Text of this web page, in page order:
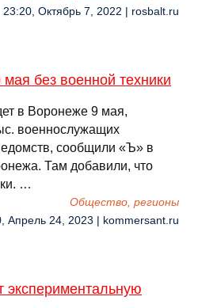
23:20, Октябрь 7, 2022 | rosbalt.ru
без военной техники
в Воронеже 9 мая,
военнослужащих
сообщили «Ъ» в
Там добавили, что
…
Общество, регионы
Апрель 24, 2023 | kommersant.ru
экспериментальную